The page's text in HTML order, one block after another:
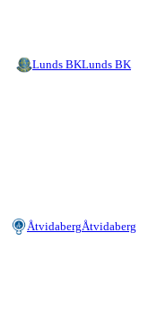
Lunds BKLunds BK
ÅtvidabergÅtvidaberg